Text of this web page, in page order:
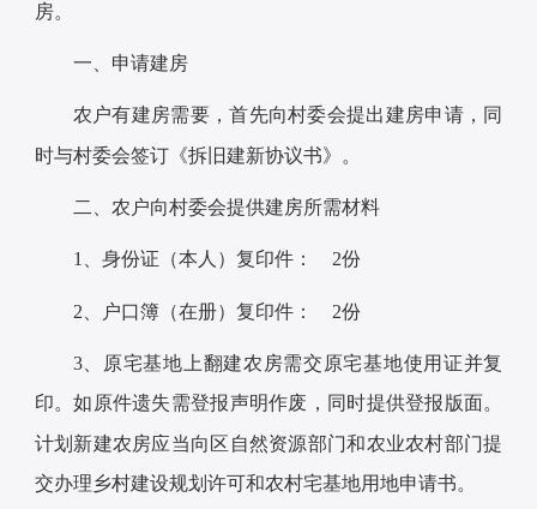
房。
一、申请建房
农户有建房需要，首先向村委会提出建房申请，同
时与村委会签订《拆旧建新协议书》。
二、农户向村委会提供建房所需材料
1、身份证（本人）复印件： 2份
2、户口簿（在册）复印件： 2份
3、原宅基地上翻建农房需交原宅基地使用证并复
印。如原件遗失需登报声明作废，同时提供登报版面。
计划新建农房应当向区自然资源部门和农业农村部门提
交办理乡村建设规划许可和农村宅基地用地申请书。